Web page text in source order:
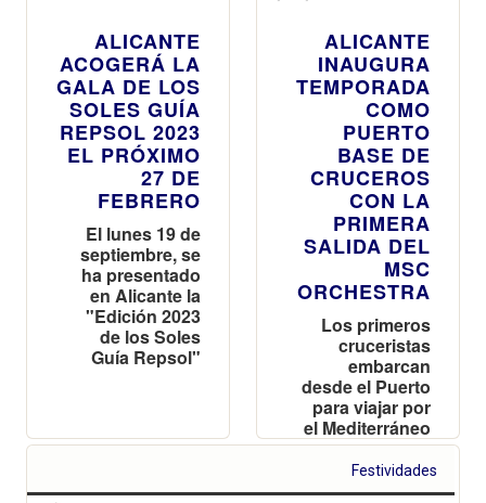
ALICANTE
ACOGERÁ LA
GALA DE LOS
SOLES GUÍA
REPSOL 2023
EL PRÓXIMO
27 DE
FEBRERO
El lunes 19 de
septiembre, se
ha presentado
en Alicante la
"Edición 2023
de los Soles
Guía Repsol"
ALICANTE
INAUGURA
TEMPORADA
COMO
PUERTO
BASE DE
CRUCEROS
CON LA
PRIMERA
SALIDA DEL
MSC
ORCHESTRA
Los primeros
cruceristas
embarcan
desde el Puerto
para viajar por
el Mediterráneo
occidental en
una operación
que se repetirá
Festividades